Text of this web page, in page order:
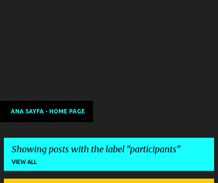
ANA SAYFA - HOME PAGE
Showing posts with the label participants
VIEW ALL